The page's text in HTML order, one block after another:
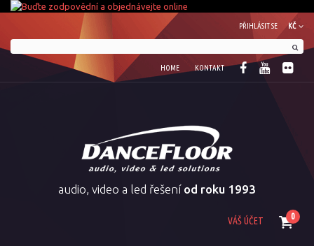
KČ
PŘIHLÁSIT SE
HOME KONTAKT
audio, video a led řešení od roku 1993
0
VÁŠ ÚČET